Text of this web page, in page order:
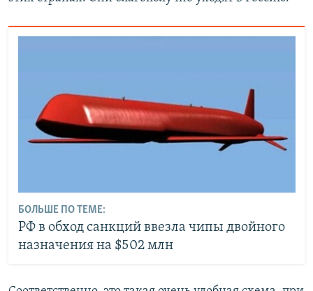
БОЛЬШЕ ПО ТЕМЕ:
РФ в обход санкций ввезла чипы двойного
назначения на $502 млн